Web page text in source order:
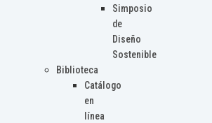
Simposio
de
Diseño
Sostenible
Biblioteca
Catálogo
en
línea